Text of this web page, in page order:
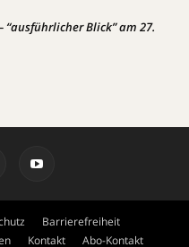
“ausführlicher Blick” am 27.
Barrierefreiheit
Kontakt Abo-Kontakt